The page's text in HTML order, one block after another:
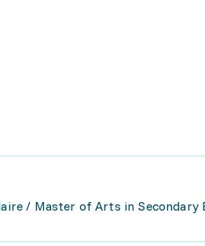
/ Master of Arts in Secondary